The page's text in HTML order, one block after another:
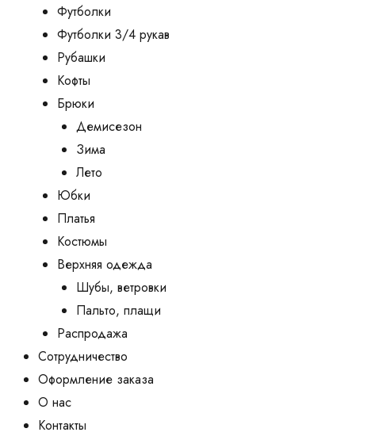
Футболки
Футболки 3/4 рукав
Рубашки
Кофты
Брюки
Демисезон
Зима
Лето
Юбки
Платья
Костюмы
Верхняя одежда
Шубы, ветровки
Пальто, плащи
Распродажа
Сотрудничество
Оформление заказа
О нас
Контакты